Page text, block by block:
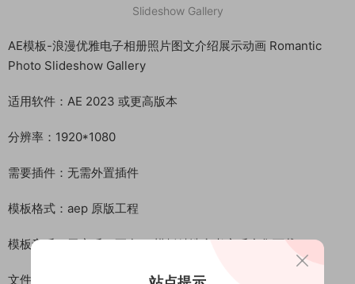
Slideshow Gallery
AE模板-浪漫优雅电子相册照片图文介绍展示动画 Romantic
Photo Slideshow Gallery
适用软件：AE 2023 或更高版本
分辨率：1920*1080
需要插件：无需外置插件
模板格式：aep 原版工程
模板音乐：无音乐（更多AE模板精选参考音乐合集下载）
文件大小：851.1M